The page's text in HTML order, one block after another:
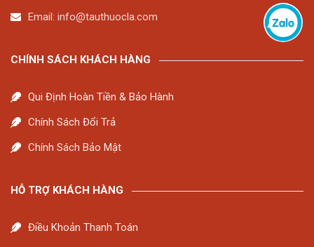
Email: info@tauthuocla.com
CHÍNH SÁCH KHÁCH HÀNG
Qui Định Hoàn Tiền & Bảo Hành
Chính Sách Đổi Trả
Chính Sách Bảo Mật
HỖ TRỢ KHÁCH HÀNG
Điều Khoản Thanh Toán